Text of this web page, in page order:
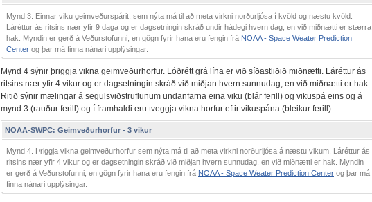
Mynd 3. Einnar viku geimveðurspárit, sem nýta má til að meta virkni norðurljósa í kvöld og næstu kvöld.
Láréttur ás ritsins nær yfir 9 daga og er dagsetningin skráð undir hádegi hvern dag, en við miðnætti er stærra
hak. Myndin er gerð á Veðurstofunni, en gögn fyrir hana eru fengin frá NOAA - Space Weater Prediction
Center og þar má finna nánari upplýsingar.
Mynd 4 sýnir þriggja vikna geimveðurhorfur. Lóðrétt grá lína er við síðastliðið miðnætti. Láréttur ás
ritsins nær yfir 4 vikur og er dagsetningin skráð við miðjan hvern sunnudag, en við miðnætti er hak.
Ritið sýnir mælingar á segulsviðstruflunum undanfarna eina viku (blár ferill) og vikuspá eins og á
mynd 3 (rauður ferill) og í framhaldi eru tveggja vikna horfur eftir vikuspána (bleikur ferill).
NOAA-SWPC: Geimveðurhorfur - 3 vikur
Mynd 4. Þriggja vikna geimveðurhorfur sem nýta má til að meta virkni norðurljósa á næstu vikum. Láréttur ás
ritsins nær yfir 4 vikur og er dagsetningin skráð við miðjan hvern sunnudag, en við miðnætti er hak. Myndin
er gerð á Veðurstofunni, en gögn fyrir hana eru fengin frá NOAA - Space Weater Prediction Center og þar má
finna nánari upplýsingar.